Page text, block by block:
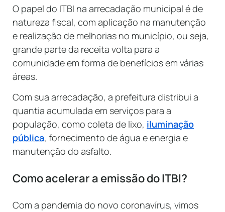
O papel do ITBI na arrecadação municipal é de
natureza fiscal, com aplicação na manutenção
e realização de melhorias no município, ou seja,
grande parte da receita volta para a
comunidade em forma de benefícios em várias
áreas.
Com sua arrecadação, a prefeitura distribui a
quantia acumulada em serviços para a
população, como coleta de lixo, iluminação
pública, fornecimento de água e energia e
manutenção do asfalto.
Como acelerar a emissão do ITBI?
Com a pandemia do novo coronavírus, vimos